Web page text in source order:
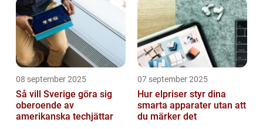
08 september 2025
Så vill Sverige göra sig
oberoende av
amerikanska techjättar
07 september 2025
Hur elpriser styr dina
smarta apparater utan att
du märker det